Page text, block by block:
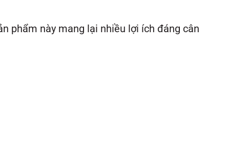
phẩm này mang lại nhiều lợi ích đáng cân